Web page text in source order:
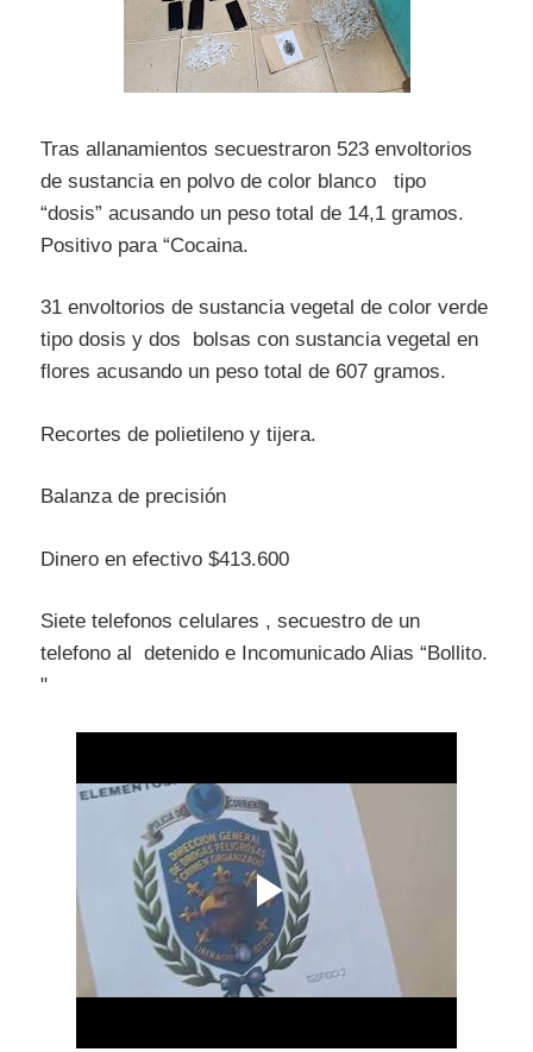
Tras allanamientos secuestraron 523 envoltorios
de sustancia en polvo de color blanco tipo
“dosis” acusando un peso total de 14,1 gramos.
Positivo para “Cocaina.
31 envoltorios de sustancia vegetal de color verde
tipo dosis y dos bolsas con sustancia vegetal en
flores acusando un peso total de 607 gramos.
Recortes de polietileno y tijera.
Balanza de precisión
Dinero en efectivo $413.600
Siete telefonos celulares , secuestro de un
telefono al detenido e Incomunicado Alias “Bollito.
"